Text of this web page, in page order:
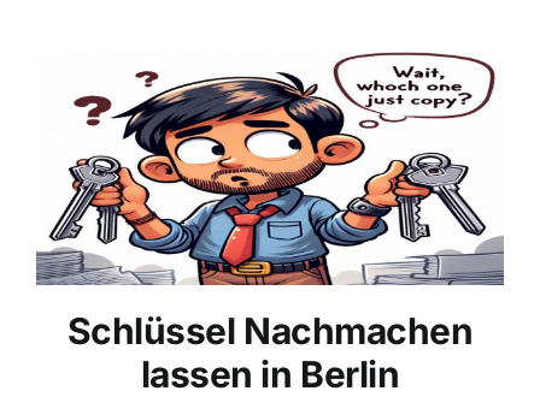
Schlüssel Nachmachen
lassen in Berlin